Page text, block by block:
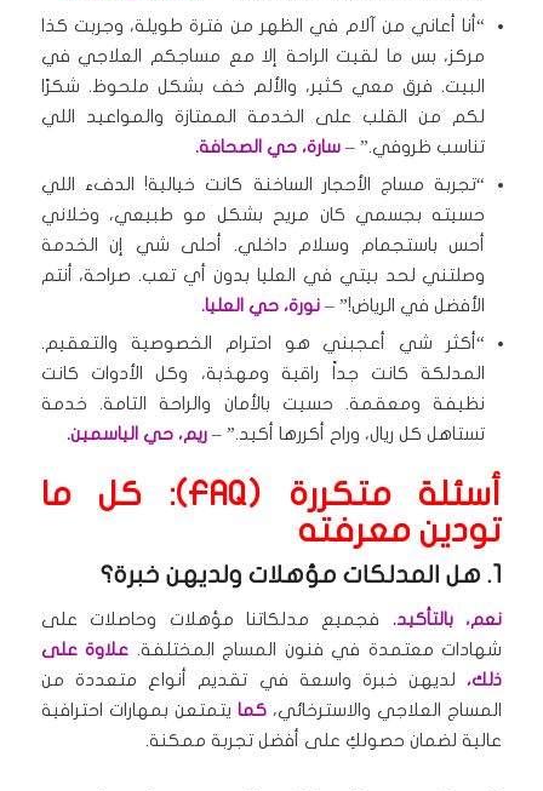
“أنا أعاني من آلام في الظهر من فترة طويلة، وجربت كذا
مركز، بس ما لقيت الراحة إلا مع مساجكم العلاجي في
البيت. فرق معي كثير، والألم خف بشكل ملحوظ. شكرًا
لكم من القلب على الخدمة الممتازة والمواعيد اللي
تناسب ظروفي.” – سارة، حي الصحافة.
“تجربة مساج الأحجار الساخنة كانت خيالية! الدفء اللي
حسيته بجسمي كان مريح بشكل مو طبيعي، وخلاني
أحس باستجمام وسلام داخلي. أحلى شي إن الخدمة
وصلتني لحد بيتي في العليا بدون أي تعب. صراحة، أنتم
الأفضل في الرياض!” – نورة، حي العليا.
“أكثر شي أعجبني هو احترام الخصوصية والتعقيم.
المدلكة كانت جداً راقية ومهذبة، وكل الأدوات كانت
نظيفة ومعقمة. حسيت بالأمان والراحة التامة. خدمة
تستاهل كل ريال، وراح أكررها أكيد.” – ريم، حي الياسمين.
أسئلة متكررة (FAQ): كل ما
تودين معرفته
1. هل المدلكات مؤهلات ولديهن خبرة؟
نعم، بالتأكيد. فجميع مدلكاتنا مؤهلات وحاصلات على
شهادات معتمدة في فنون المساج المختلفة. علاوة على
ذلك، لديهن خبرة واسعة في تقديم أنواع متعددة من
المساج العلاجي والاسترخائي، كمايتمتعن بمهارات احترافية
عالية لضمان حصولكِ على أفضل تجربة ممكنة.